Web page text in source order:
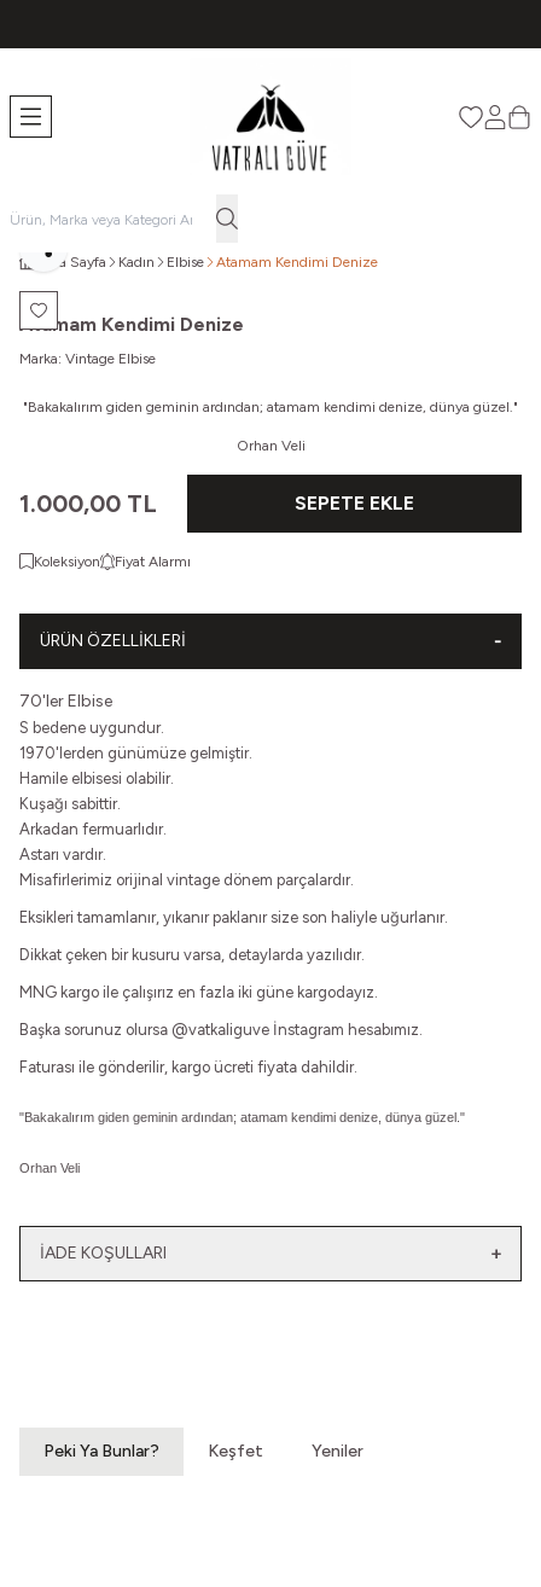
Favorilerim
Ana Sayfa Kadın Elbise Atamam Kendimi Denize
Favoriye Ekle
Paylaş
Atamam Kendimi Denize
Marka: Vintage Elbise
"Bakakalırım giden geminin ardından; atamam kendimi denize, dünya güzel."
Orhan Veli
1.000,00 TL SEPETE EKLE
Koleksiyon Fiyat Alarmı
ÜRÜN ÖZELLIKLERI
70'ler Elbise
S bedene uygundur.
1970'lerden günümüze gelmiştir.
Hamile elbisesi olabilir.
Kuşağı sabittir.
Arkadan fermuarlıdır.
Astarı vardır.
Misafirlerimiz orijinal vintage dönem parçalardır.
Eksikleri tamamlanır, yıkanır paklanır size son haliyle uğurlanır.
Dikkat çeken bir kusuru varsa, detaylarda yazılıdır.
MNG kargo ile çalışırız en fazla iki güne kargodayız.
Başka sorunuz olursa @vatkaliguve İnstagram hesabımız.
Faturası ile gönderilir, kargo ücreti fiyata dahildir.
"Bakakalırım giden geminin ardından; atamam kendimi denize, dünya güzel."
Orhan Veli
İADE KOŞULLARI
Peki Ya Bunlar? Keşfet Yeniler